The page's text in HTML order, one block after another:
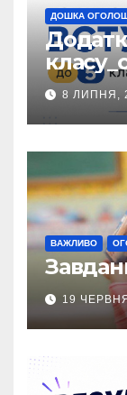
ДОШКА
8 ЛИПНЯ,
ВАЖЛИВО
19